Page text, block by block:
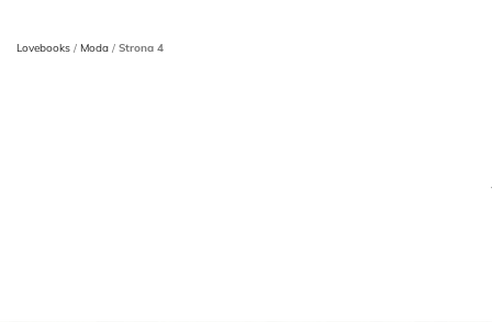
Lovebooks / Moda / Strona 4